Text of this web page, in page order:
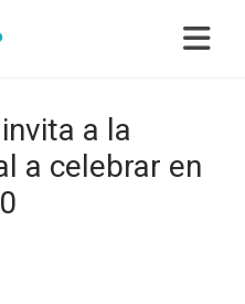
a la
a celebrar en